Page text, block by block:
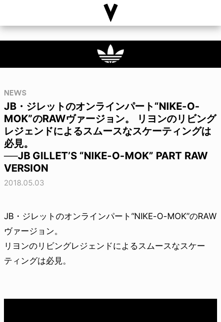
NEWS
JB・ジレットのオンラインパート“NIKE-O-
MOK”のRAWヴァージョン。 リヨンのリビング
レジェンドによるスムースなスケーティングは
必見。
──JB GILLET’S “NIKE-O-MOK” PART RAW
VERSION
2018.05.03
JB・ジレットのオンラインパート“NIKE-O-MOK”のRAW
ヴァージョン。
リヨンのリビングレジェンドによるスムースなスケー
ティングは必見。